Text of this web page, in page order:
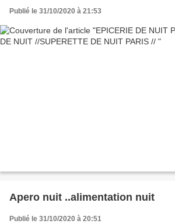
Publié le 31/10/2020 à 21:53
Apero nuit ..alimentation nuit
Publié le 31/10/2020 à 20:51